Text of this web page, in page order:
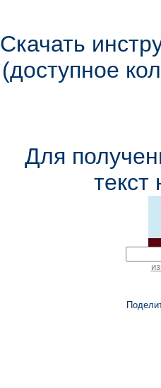
Скачать
(доступное
Для
текст